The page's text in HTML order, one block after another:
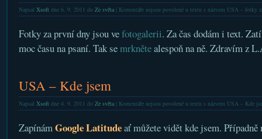
Napsal Xsoftdne 6. 9. 2011 do Ze světa| Komentáře nejsou povolenéu textu s názvem USA – fotky
Fotky za první dny jsou vefotogalerii. Za čas dodám i text.
moc času na psaní. Tak semrknětealespoň na ně. Zdravím z
USA – Kde jsem
Napsal Xsoftdne 4. 9. 2011 do Ze světa| Komentáře nejsou povolenéu textu s názvem USA – Kde
ZapínámGoogle Latitudeať můžete vidět kde jsem.